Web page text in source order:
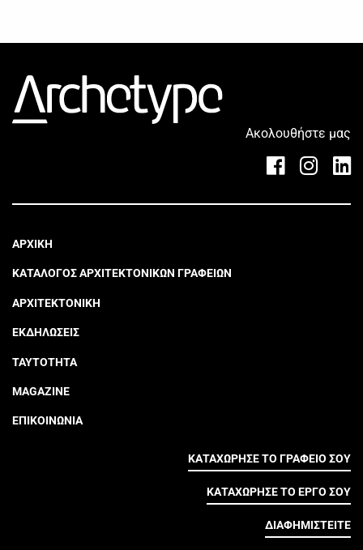
Ακολουθήστε μας
ΑΡΧΙΚΗ
ΚΑΤΑΛΟΓΟΣ ΑΡΧΙΤΕΚΤΟΝΙΚΩΝ ΓΡΑΦΕΙΩΝ
ΑΡΧΙΤΕΚΤΟΝΙΚΗ
ΕΚΔΗΛΩΣΕΙΣ
ΤΑΥΤΟΤΗΤΑ
MAGAZINE
ΕΠΙΚΟΙΝΩΝΙΑ
ΚΑΤΑΧΩΡΗΣΕ ΤΟ ΓΡΑΦΕΙΟ ΣΟΥ
ΚΑΤΑΧΩΡΗΣΕ ΤΟ ΕΡΓΟ ΣΟΥ
ΔΙΑΦΗΜΙΣΤΕΙΤΕ